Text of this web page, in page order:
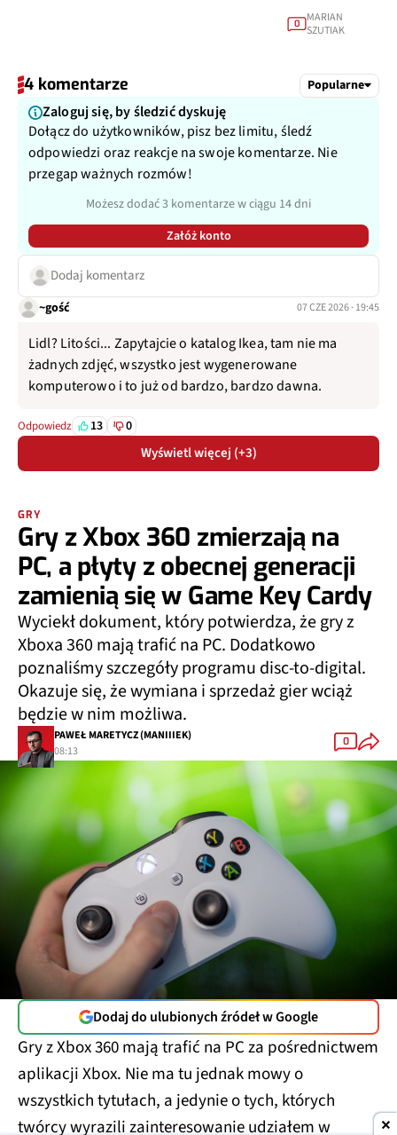
0 MARIAN
SZUTIAK
4 komentarze Popularne
Zaloguj się, by śledzić dyskuję
Dołącz do użytkowników, pisz bez limitu, śledź
odpowiedzi oraz reakcje na swoje komentarze. Nie
przegap ważnych rozmów!
Możesz dodać 3 komentarze w ciągu 14 dni
Załóż konto
Dodaj komentarz
~gość 07 CZE 2026 · 19:45
Lidl? Litości... Zapytajcie o katalog Ikea, tam nie ma
żadnych zdjęć, wszystko jest wygenerowane
komputerowo i to już od bardzo, bardzo dawna.
Odpowiedz 13 0
Wyświetl więcej (+3)
GRY
Gry z Xbox 360 zmierzają na
PC, a płyty z obecnej generacji
zamienią się w Game Key Cardy
Wyciekł dokument, który potwierdza, że gry z
Xboxa 360 mają trafić na PC. Dodatkowo
poznaliśmy szczegóły programu disc-to-digital.
Okazuje się, że wymiana i sprzedaż gier wciąż
będzie w nim możliwa.
PAWEŁ MARETYCZ (MANIIIEK)
08:13
0
Dodaj do ulubionych źródeł w Google
Gry z Xbox 360 mają trafić na PC za pośrednictwem
aplikacji Xbox. Nie ma tu jednak mowy o
wszystkich tytułach, a jedynie o tych, których
twórcy wyrazili zainteresowanie udziałem w